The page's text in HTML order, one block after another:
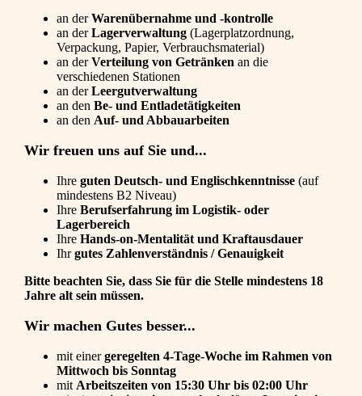
an derWarenübernahme und -kontrolle
an derLagerverwaltung (Lagerplatzordnung,
Verpackung, Papier, Verbrauchsmaterial)
an derVerteilung von Getränken an die
verschiedenen Stationen
an derLeergutverwaltung
an den Be- und Entladetätigkeiten
an den Auf- und Abbauarbeiten
Wir freuen uns auf Sie und...
Ihre guten Deutsch- und Englischkenntnisse (auf
mindestens B2 Niveau)
Ihre Berufserfahrung im Logistik- oder
Lagerbereich
Ihre Hands-on-Mentalität und Kraftausdauer
Ihrgutes Zahlenverständnis / Genauigkeit
Bitte beachten Sie, dass Sie für die Stelle mindestens 18
Jahre alt sein müssen.
Wir machen Gutes besser...
mit einergeregelten 4-Tage-Woche im Rahmen von
Mittwoch bis Sonntag
mit Arbeitszeiten von 15:30 Uhr bis 02:00 Uhr